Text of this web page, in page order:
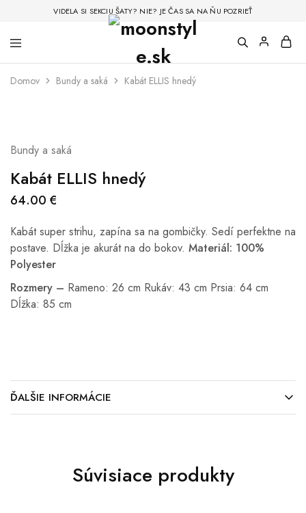
VIDELA SI SEKCIU ŠATY? NIE? JE ČAS SA NA ŇU POZRIEŤ
Domov Bundy a saká Kabát ELLIS hnedý
Bundy a saká
Kabát ELLIS hnedý
64.00 €
Kabát super strihu, zapína sa na gombičky. Sedí perfektne na
postave. Dĺžka je akurát na do bokov. Materiál: 100%
Polyester
Rozmery – Rameno: 26 cm Rukáv: 43 cm Prsia: 64 cm
Dĺžka: 85 cm
ĎALŠIE INFORMÁCIE
Súvisiace produkty